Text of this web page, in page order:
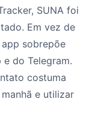
SUNA foi
Em vez de
sobrepõe
do Telegram.
costuma
e utilizar